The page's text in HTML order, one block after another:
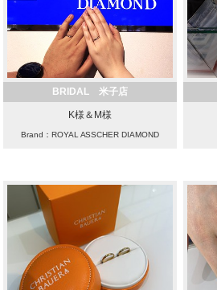
BRIDAL 米子店
K様＆M様
Brand：ROYAL ASSCHER DIAMOND